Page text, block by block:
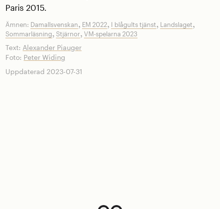
Paris 2015.
Ämnen: Damallsvenskan, EM 2022, I blågults tjänst, Landslaget,
Sommarläsning,Stjärnor,VM-spelarna 2023
Text: Alexander Piauger
Foto: Peter Widing
Uppdaterad 2023-07-31